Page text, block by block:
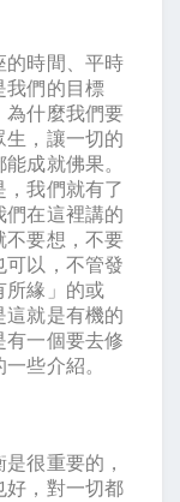
的時間、平時
我們的目標
為什麼我們要
生，讓一切的
成就佛果。
我們就有了
們在這裡講的
不要想，不要
可以，不管發
所緣」的或
這就是有機的
有一個要去修
些介紹。
很重要的，
好，對一切都